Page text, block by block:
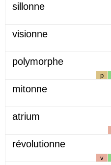
sillonne
visionne
polymorphe
p
mitonne
atrium
révolutionne
v